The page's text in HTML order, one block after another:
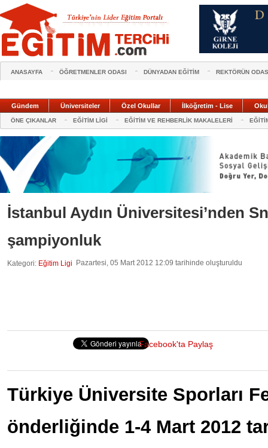
ANASAYFA ÖĞRETMENLER ODASI DÜNYADAN EĞİTİM REKTÖRÜN
Gündem Üniversiteler Özel Okullar İlköğretim - Lise
ÖNE ÇIKANLAR EĞİTİM LİGİ EĞİTİM VE REHBERLİK MAKALELERİ
İstanbul Aydın Üniversitesi’nden
şampiyonluk
Kategori: Eğitim Ligi Pazartesi, 05 Mart 2012 12:09 tarihinde oluşturuldu
Facebook'ta Paylaş
Türkiye Üniversite Sporları
önderliğinde 1-4 Mart 2012